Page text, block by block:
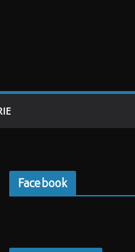
Facebook